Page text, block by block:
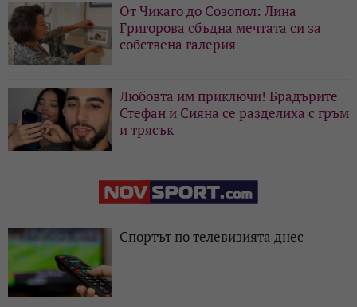
От Чикаго до Созопол: Лина
Григорова сбъдна мечтата си за
собствена галерия
Любовта им приключи! Брадърите
Стефан и Сияна се разделиха с гръм
и трясък
Спортът по телевизията днес